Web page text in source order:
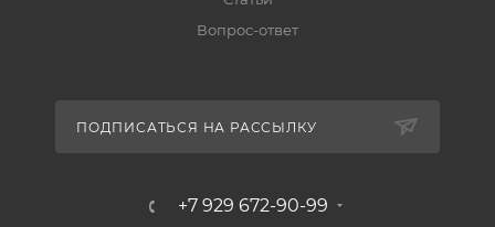
Вопрос-ответ
ПОДПИСАТЬСЯ НА РАССЫЛКУ
+7 929 672-90-99